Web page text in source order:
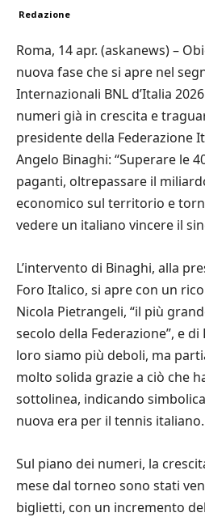
Redazione
Roma, 14 apr. (askanews) –
nuova fase che si apre nel
Internazionali BNL d’Italia
numeri già in crescita e
presidente della Federazione
Angelo Binaghi: “Superare le
paganti, oltrepassare il
economico sul territorio e
vedere un italiano vincere il
L’intervento di Binaghi, alla
Foro Italico, si apre con un
Nicola Pietrangeli, “il più
secolo della Federazione”, e di
loro siamo più deboli, ma
molto solida grazie a ciò che
sottolinea, indicando
nuova era per il tennis italiano.
Sul piano dei numeri, la
mese dal torneo sono stati
biglietti, con un incremento